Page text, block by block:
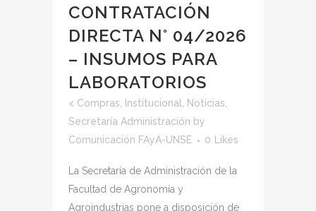
CONTRATACIÓN
DIRECTA N° 04/2026
– INSUMOS PARA
LABORATORIOS
< Compras Institucional Noticias
Secretaría Administración by
Comunicación FAyA-UNSE
0 Likes
La Secretaría de Administración de la
Facultad de Agronomía y
Agroindustrias pone a disposición de